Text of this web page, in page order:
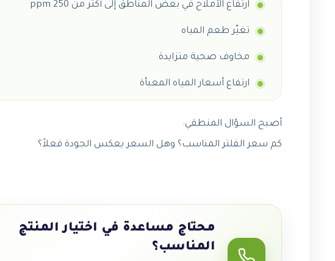
ارتفاع الأملاح في بعض المناطق إلى أكثر من 250 ppm
تغيّر طعم المياه
مخاوف صحية متزايدة
ارتفاع أسعار المياه المعبأة
أصبح السؤال المنطقي:
كم سعر الفلتر المناسب؟ وهل السعر يعكس الجودة فعلاً؟
محتاج مساعدة في اختيار المنتج
المناسب؟